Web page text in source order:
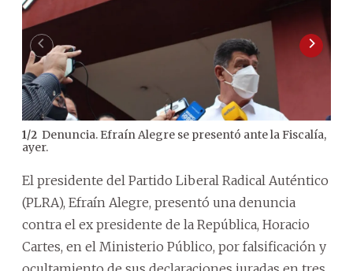
1/2 Denuncia. Efraín Alegre se presentó ante la Fiscalía,
ayer.
El presidente del Partido Liberal Radical Auténtico
(PLRA), Efraín Alegre, presentó una denuncia
contra el ex presidente de la República, Horacio
Cartes, en el Ministerio Público, por falsificación y